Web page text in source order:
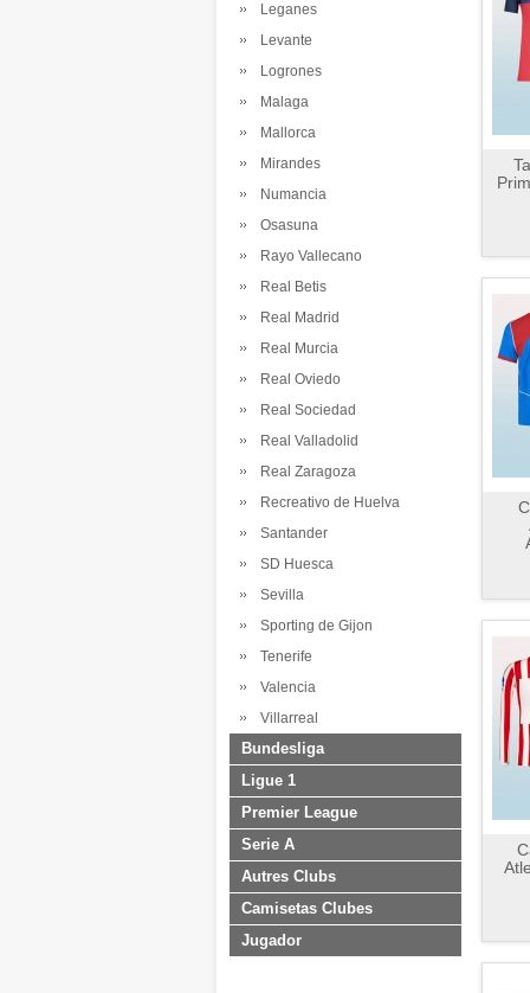
Leganes
Levante
Logrones
Malaga
Mallorca
Mirandes
Numancia
Osasuna
Rayo Vallecano
Real Betis
Real Madrid
Real Murcia
Real Oviedo
Real Sociedad
Real Valladolid
Real Zaragoza
Recreativo de Huelva
Santander
SD Huesca
Sevilla
Sporting de Gijon
Tenerife
Valencia
Villarreal
Bundesliga
Ligue 1
Premier League
Serie A
Autres Clubs
Camisetas Clubes
Jugador